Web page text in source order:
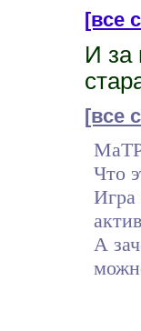
[все
И за
[все
Что
Игра
А